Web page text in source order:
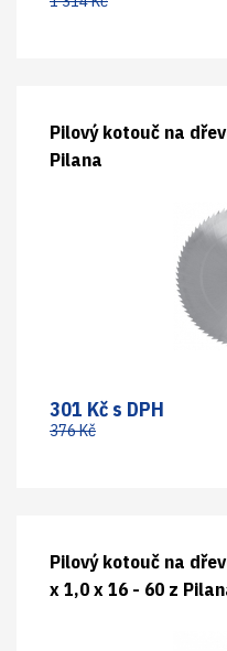
Pilový kotouč na
Pilana
301 Kč s DPH
376 Kč
Pilový kotouč na
x 1,0 x 16 - 60 z